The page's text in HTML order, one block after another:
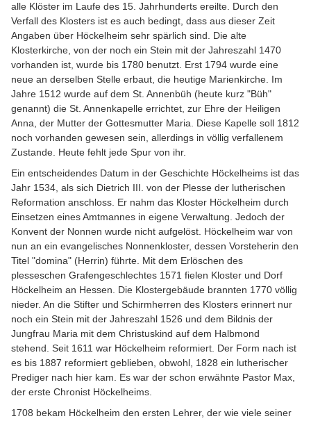
alle Klöster im Laufe des 15. Jahrhunderts ereilte. Durch den
Verfall des Klosters ist es auch bedingt, dass aus dieser Zeit
Angaben über Höckelheim sehr spärlich sind. Die alte
Klosterkirche, von der noch ein Stein mit der Jahreszahl 1470
vorhanden ist, wurde bis 1780 benutzt. Erst 1794 wurde eine
neue an derselben Stelle erbaut, die heutige Marienkirche. Im
Jahre 1512 wurde auf dem St. Annenbüh (heute kurz "Büh"
genannt) die St. Annenkapelle errichtet, zur Ehre der Heiligen
Anna, der Mutter der Gottesmutter Maria. Diese Kapelle soll 1812
noch vorhanden gewesen sein, allerdings in völlig verfallenem
Zustande. Heute fehlt jede Spur von ihr.
Ein entscheidendes Datum in der Geschichte Höckelheims ist das
Jahr 1534, als sich Dietrich III. von der Plesse der lutherischen
Reformation anschloss. Er nahm das Kloster Höckelheim durch
Einsetzen eines Amtmannes in eigene Verwaltung. Jedoch der
Konvent der Nonnen wurde nicht aufgelöst. Höckelheim war von
nun an ein evangelisches Nonnenkloster, dessen Vorsteherin den
Titel "domina" (Herrin) führte. Mit dem Erlöschen des
plesseschen Grafengeschlechtes 1571 fielen Kloster und Dorf
Höckelheim an Hessen. Die Klostergebäude brannten 1770 völlig
nieder. An die Stifter und Schirmherren des Klosters erinnert nur
noch ein Stein mit der Jahreszahl 1526 und dem Bildnis der
Jungfrau Maria mit dem Christuskind auf dem Halbmond
stehend. Seit 1611 war Höckelheim reformiert. Der Form nach ist
es bis 1887 reformiert geblieben, obwohl, 1828 ein lutherischer
Prediger nach hier kam. Es war der schon erwähnte Pastor Max,
der erste Chronist Höckelheims.
1708 bekam Höckelheim den ersten Lehrer, der wie viele seiner